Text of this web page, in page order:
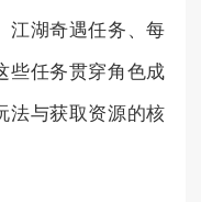
江湖奇遇任务、每
些任务贯穿角色成
法与获取资源的核